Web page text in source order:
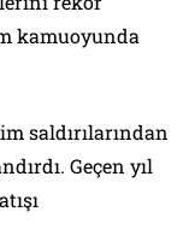
kamuoyunda
saldırılarından
Geçen yıl